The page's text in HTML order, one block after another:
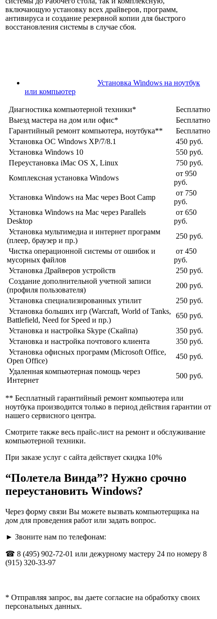
включающую установку всех драйверов, программ,
антивируса и создание резервной копии для быстрого
восстановления системы в случае сбоя.
Установка Windows на ноутбук
или компьютер
Диагностика компьютерной техники*
Бесплатно
Выезд мастера на дом или офис*
Бесплатно
Гарантийный ремонт компьютера, ноутбука**
Бесплатно
Установка ОС Windows XP/7/8.1
450 руб.
Установка Windows 10
550 руб.
Переустановка iMac OS X, Linux
750 руб.
Комплексная установка Windows
от 950
руб.
Установка Windows на Mac через Boot Camp
от 750
руб.
Установка Windows на Mac через Parallels
Desktop
от 650
руб.
Установка мультимедиа и интернет программ
(плеер, браузер и пр.)
250 руб.
Чистка операционной системы от ошибок и
мусорных файлов
от 450
руб.
Установка Драйверов устройств
250 руб.
Создание дополнительной учетной записи
(профиля пользователя)
200 руб.
Установка специализированных утилит
250 руб.
Установка больших игр (Warcraft, World of Tanks,
Battlefield, Need for Speed и пр.)
650 руб.
Установка и настройка Skype (Скайпа)
350 руб.
Установка и настройка почтового клиента
350 руб.
Установка офисных программ (Microsoft Office,
Open Office)
450 руб.
Удаленная компьютерная помощь через
Интернет
500 руб.
** Бесплатный гарантийный ремонт компьютера или
ноутбука производится только в период действия гарантии от
нашего сервисного центра.
Смотрите также весь прайс-лист на ремонт и обслуживание
компьютерной техники.
При заказе услуг с сайта действует скидка 10%
“Полетела Винда”? Нужно срочно
переустановить Windows?
Через форму связи Вы можете вызвать компьютерщика на
дом для проведения работ или задать вопрос.
► Звоните нам по телефонам:
☎ 8 (495) 902-72-01 или дежурному мастеру 24 по номеру 8
(915) 320-33-97
* Отправляя запрос, вы даете согласие на обработку своих
персональных данных.